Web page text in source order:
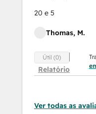
20 e 5
Thomas, M.
Útil (0)
Relatório
Ver todas as